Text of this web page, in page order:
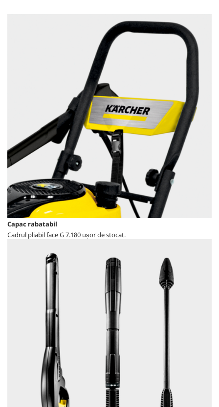
Capac rabatabil
Cadrul pliabil face G 7.180 ușor de stocat.